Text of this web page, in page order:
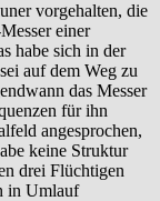
vorgehalten, die
einer
habe sich in der
auf dem Weg zu
das Messer
für ihn
angesprochen,
keine Struktur
drei Flüchtigen
in Umlauf